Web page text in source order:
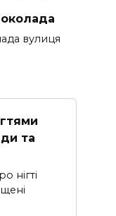
вулиця
та
нігті